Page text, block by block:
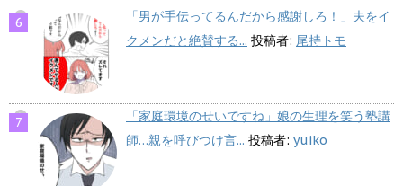
「男が手伝ってるんだから感謝しろ！」夫をイ
クメンだと絶賛する... 投稿者: 尾持トモ
「家庭環境のせいですね」娘の生理を笑う塾講
師…親を呼びつけ言... 投稿者: yuiko